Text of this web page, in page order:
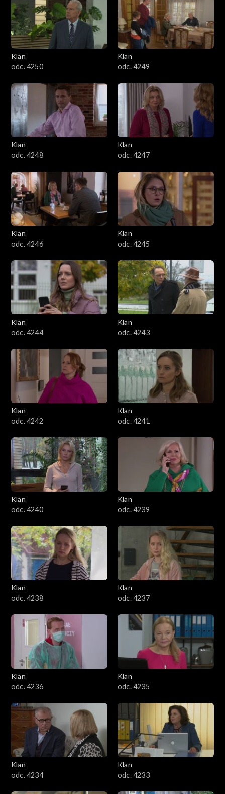
Klan
odc. 4250
Klan
odc. 4249
Klan
odc. 4248
Klan
odc. 4247
Klan
odc. 4246
Klan
odc. 4245
Klan
odc. 4244
Klan
odc. 4243
Klan
odc. 4242
Klan
odc. 4241
Klan
odc. 4240
Klan
odc. 4239
Klan
odc. 4238
Klan
odc. 4237
Klan
odc. 4236
Klan
odc. 4235
Klan
odc. 4234
Klan
odc. 4233